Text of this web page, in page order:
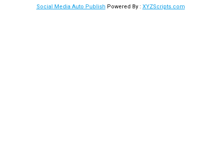
Social Media Auto Publish Powered By : XYZScripts.com